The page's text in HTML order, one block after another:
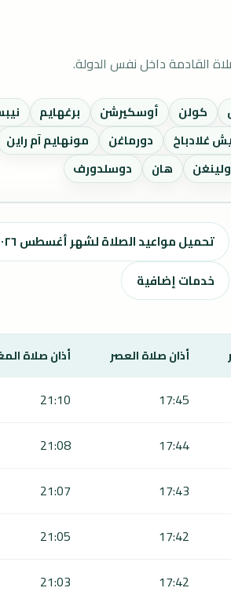
القادمة داخل نفس الدولة.
كولن أوسكيرشن برغهايم
غلادباخ دورماغن مونهايم آم راين
هان دوسلدورف
تحميل مواعيد الصلاة لشهر أغسطس ٢٠٢٦ / صفر 1448 هـ
خدمات إضافية
أذان صلاة العصر أذان صلاة
17:45
21:10
17:44
21:08
17:43
21:07
17:42
21:05
17:42
21:03